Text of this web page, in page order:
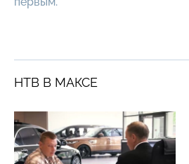
НТВ В МАКСЕ